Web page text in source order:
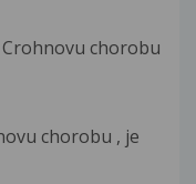
chorobu
chorobu , je